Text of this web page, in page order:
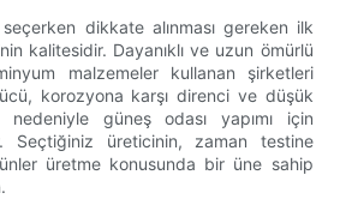
dikkate alınması gereken ilk
kalitesidir. Dayanıklı ve uzun ömürlü
malzemeler kullanan şirketleri
korozyona karşı direnci ve düşük
nedeniyle güneş odası yapımı için
Seçtiğiniz üreticinin, zaman testine
üretme konusunda bir üne sahip